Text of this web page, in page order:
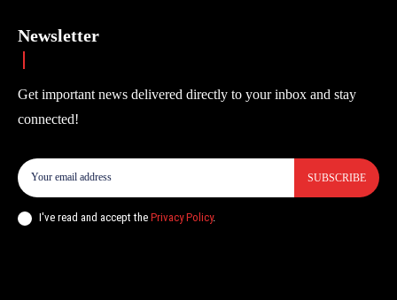
Newsletter
Get important news delivered directly to your inbox and stay
connected!
SUBSCRIBE
I've read and accept the Privacy Policy.